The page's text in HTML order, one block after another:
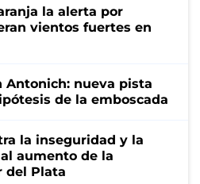
la alerta por
vientos fuertes en
Antonich: nueva pista
de la emboscada
la inseguridad y la
aumento de la
del Plata